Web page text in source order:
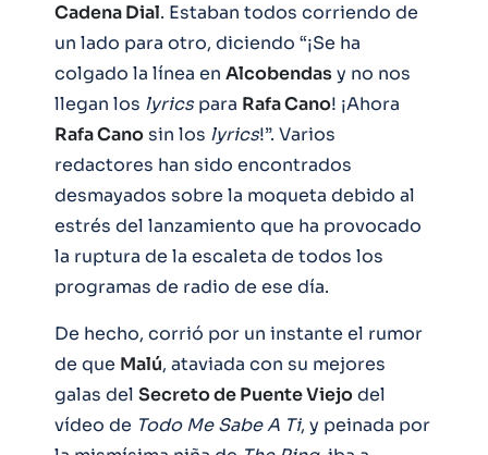
Cadena Dial. Estaban todos corriendo de
un lado para otro, diciendo “¡Se ha
colgado la línea en Alcobendasy no nos
llegan los lyricspara Rafa Cano! ¡Ahora
Rafa Canosin los lyrics!”. Varios
redactores han sido encontrados
desmayados sobre la moqueta debido al
estrés del lanzamiento que ha provocado
la ruptura de la escaleta de todos los
programas de radio de ese día.
De hecho, corrió por un instante el rumor
de que Malú, ataviada con su mejores
galas del Secreto de Puente Viejodel
vídeo de Todo Me Sabe A Ti, y peinada por